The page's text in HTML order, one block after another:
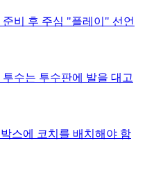
비 후 주심 "플레이" 선언
수는 투수판에 발을 대고
스에 코치를 배치해야 함